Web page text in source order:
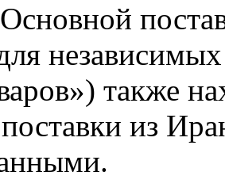
Основной
также
поставки из